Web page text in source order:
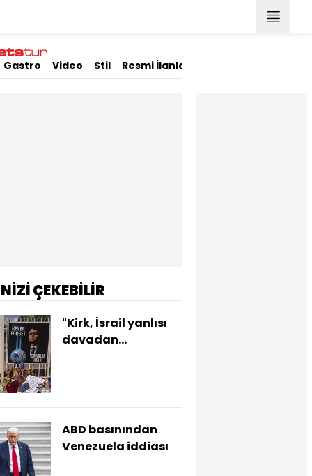
Gastro Video Stil Resmi İlanlar
ÇEKEBİLİR
"Kirk, İsrail yanlısı
davadan
ABD basınından
Venezuela iddiası